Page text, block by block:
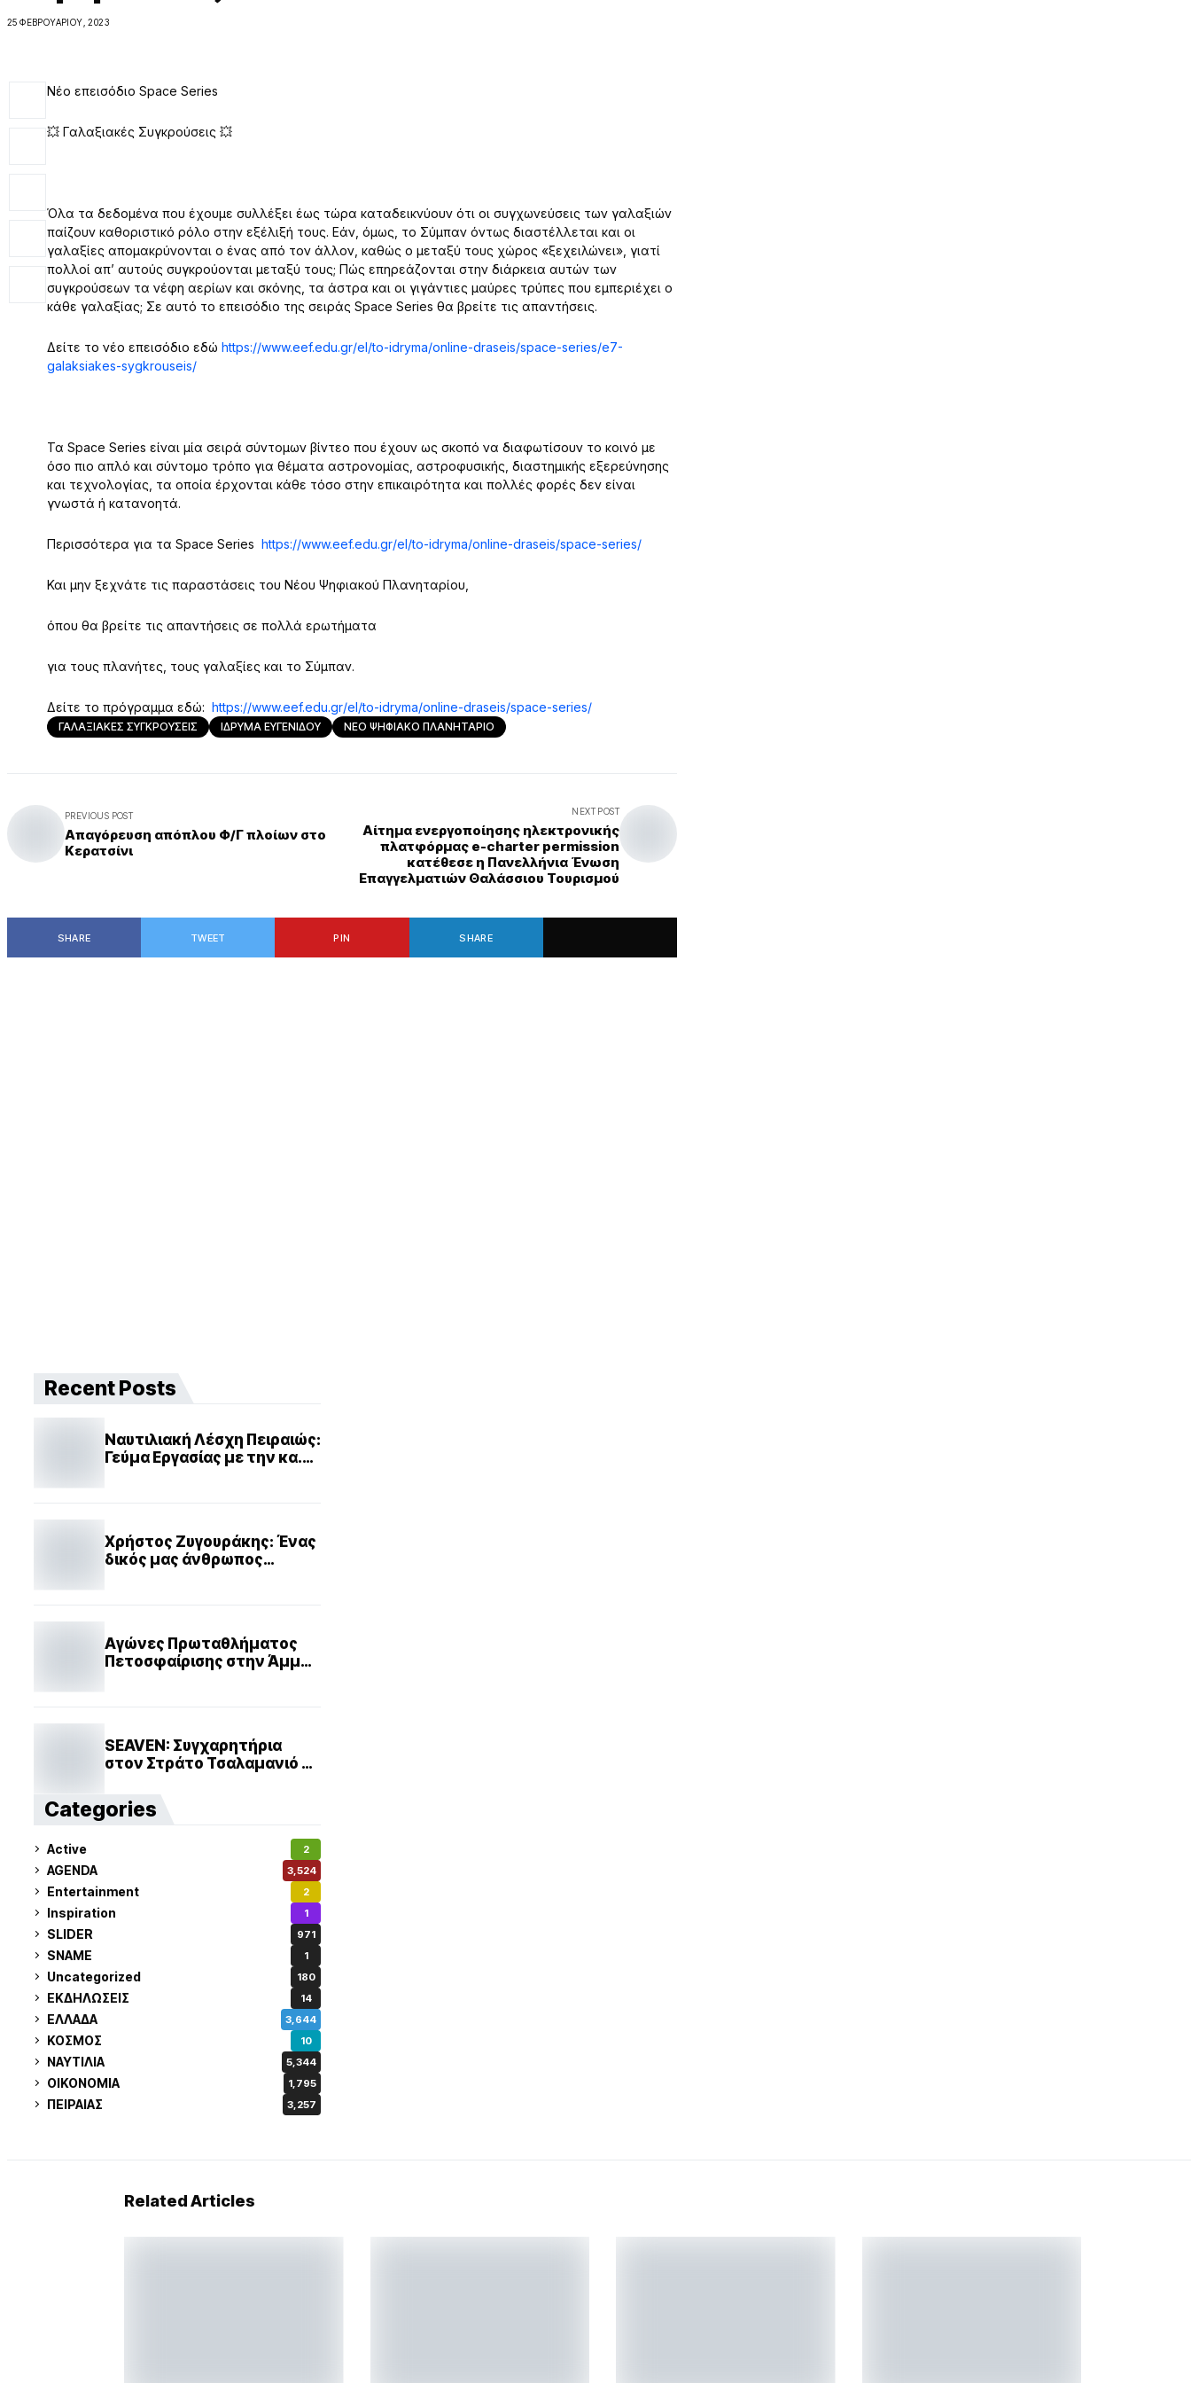
25 ΦΕΒΡΟΥΑΡΊΟΥ, 2023
Νέο επεισόδιο Space Series
💥 Γαλαξιακές Συγκρούσεις 💥
Όλα τα δεδομένα που έχουμε συλλέξει έως τώρα καταδεικνύουν ότι οι συγχωνεύσεις των γαλαξιών
παίζουν καθοριστικό ρόλο στην εξέλιξή τους. Εάν, όμως, το Σύμπαν όντως διαστέλλεται και οι
γαλαξίες απομακρύνονται ο ένας από τον άλλον, καθώς ο μεταξύ τους χώρος «ξεχειλώνει», γιατί
πολλοί απ’ αυτούς συγκρούονται μεταξύ τους; Πώς επηρεάζονται στην διάρκεια αυτών των
συγκρούσεων τα νέφη αερίων και σκόνης, τα άστρα και οι γιγάντιες μαύρες τρύπες που εμπεριέχει ο
κάθε γαλαξίας; Σε αυτό το επεισόδιο της σειράς Space Series θα βρείτε τις απαντήσεις.
Δείτε το νέο επεισόδιο εδώ https://www.eef.edu.gr/el/to-idryma/online-draseis/space-series/e7-
galaksiakes-sygkrouseis/
Τα Space Series είναι μία σειρά σύντομων βίντεο που έχουν ως σκοπό να διαφωτίσουν το κοινό με
όσο πιο απλό και σύντομο τρόπο για θέματα αστρονομίας, αστροφυσικής, διαστημικής εξερεύνησης
και τεχνολογίας, τα οποία έρχονται κάθε τόσο στην επικαιρότητα και πολλές φορές δεν είναι
γνωστά ή κατανοητά.
Περισσότερα για τα Space Series https://www.eef.edu.gr/el/to-idryma/online-draseis/space-series/
Και μην ξεχνάτε τις παραστάσεις του Νέου Ψηφιακού Πλανηταρίου,
όπου θα βρείτε τις απαντήσεις σε πολλά ερωτήματα
για τους πλανήτες, τους γαλαξίες και το Σύμπαν.
Δείτε το πρόγραμμα εδώ: https://www.eef.edu.gr/el/to-idryma/online-draseis/space-series/
ΓΑΛΑΞΙΑΚΕΣ ΣΥΓΚΡΟΥΣΕΙΣ ΙΔΡΥΜΑ ΕΥΓΕΝΙΔΟΥ ΝΕΟ ΨΗΦΙΑΚΟ ΠΛΑΝΗΤΑΡΙΟ
PREVIOUS POST
Απαγόρευση απόπλου Φ/Γ πλοίων στο
Κερατσίνι
NEXT POST
Αίτημα ενεργοποίησης ηλεκτρονικής
πλατφόρμας e-charter permission
κατέθεσε η Πανελλήνια Ένωση
Επαγγελματιών Θαλάσσιου Τουρισμού
SHARE TWEET PIN SHARE
Recent Posts
Ναυτιλιακή Λέσχη Πειραιώς:
Γεύμα Εργασίας με την κα.
Χρήστος Ζυγουράκης: Ένας
δικός μας άνθρωπος
Αγώνες Πρωταθλήματος
Πετοσφαίρισης στην Άμμο
2025
SEAVEN: Συγχαρητήρια
στον Στράτο Τσαλαμανιό Α΄
Categories
Active 2
AGENDA 3,524
Entertainment 2
Inspiration 1
SLIDER 971
SNAME 1
Uncategorized 180
ΕΚΔΗΛΩΣΕΙΣ 14
ΕΛΛΑΔΑ 3,644
ΚΟΣΜΟΣ 10
ΝΑΥΤΙΛΙΑ 5,344
ΟΙΚΟΝΟΜΙΑ 1,795
ΠΕΙΡΑΙΑΣ 3,257
Related Articles